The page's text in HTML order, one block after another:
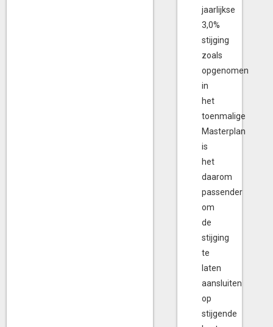
jaarlijkse
3,0%
stijging
zoals
opgenomen
in
het
toenmalige
Masterplan
is
het
daarom
passender
om
de
stijging
te
laten
aansluiten
op
stijgende